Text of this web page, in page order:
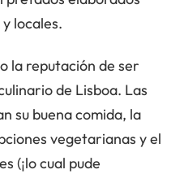
locales.
la reputación de ser
de Lisboa. Las
su buena comida, la
vegetarianas y el
(¡lo cual pude